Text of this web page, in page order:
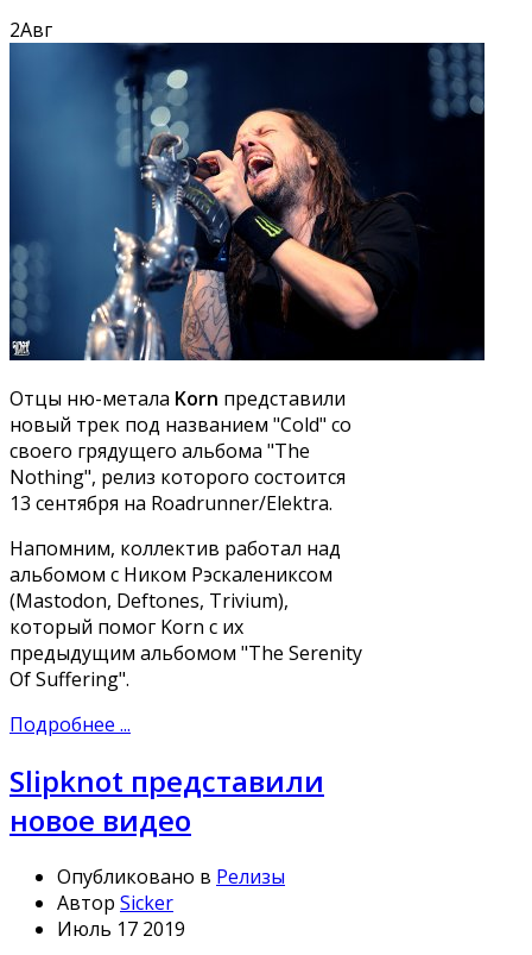
2Авг
Отцы ню-метала Korn представили
новый трек под названием "Cold" со
своего грядущего альбома "The
Nothing", релиз которого состоится
13 сентября на Roadrunner/Elektra.
Напомним, коллектив работал над
альбомом с Ником Рэскалениксом
(Mastodon, Deftones, Trivium),
который помог Korn с их
предыдущим альбомом "The Serenity
Of Suffering".
Подробнее ...
Slipknot представили
новое видео
Опубликовано в Релизы
Автор Sicker
Июль 17 2019